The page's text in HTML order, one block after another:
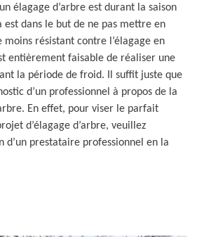
élagage d’arbre est durant la saison
est dans le but de ne pas mettre en
moins résistant contre l’élagage en
entièrement faisable de réaliser une
la période de froid. Il suffit juste que
d’un professionnel à propos de la
En effet, pour viser le parfait
d’élagage d’arbre, veuillez
d’un prestataire professionnel en la